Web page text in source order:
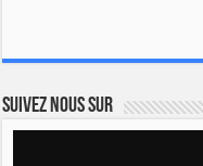
Suivez nous sur